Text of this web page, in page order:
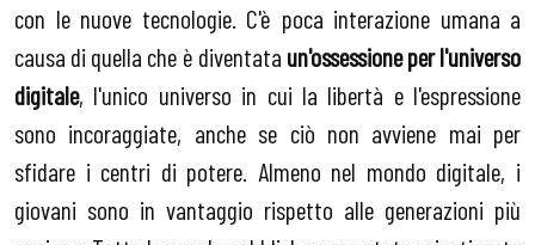
con le nuove tecnologie. C'è poca interazione umana a
causa di quella che è diventata un'ossessione per l'universo
digitale, l'unico universo in cui la libertà e l'espressione
sono incoraggiate, anche se ciò non avviene mai per
sfidare i centri di potere. Almeno nel mondo digitale, i
giovani sono in vantaggio rispetto alle generazioni più